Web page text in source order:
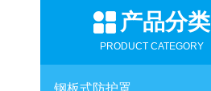
产品分类
PRODUCT CATEGORY
钢板式防护罩